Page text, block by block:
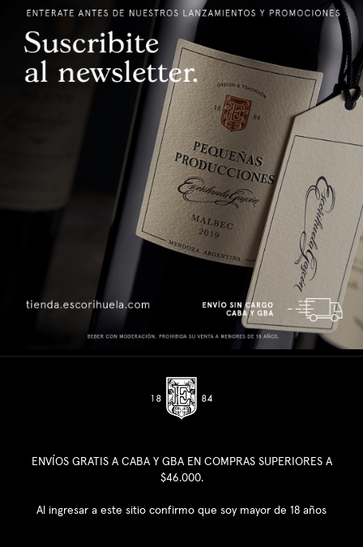
ENVÍOS GRATIS A CABA Y GBA EN COMPRAS SUPERIORES A
$46.000.
Al ingresar a este sitio confirmo que soy mayor de 18 años